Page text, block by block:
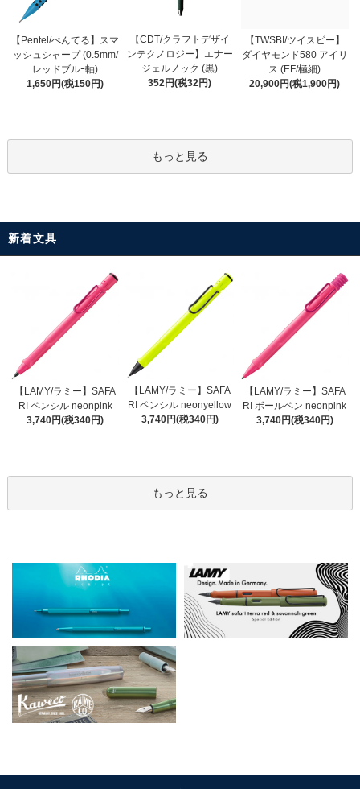
【Pentel/ぺんてる】スマ
ッシュシャープ (0.5mm/
レッドブルｰ軸)
1,650円(税150円)
【CDT/クラフトデザイ
ンテクノロジー】エナー
ジェルノック (黒)
352円(税32円)
【TWSBI/ツイスビー】
ダイヤモンド580 アイリ
ス (EF/極細)
20,900円(税1,900円)
もっと見る
新着文具
【LAMY/ラミー】SAFA
RI ペンシル neonpink
3,740円(税340円)
【LAMY/ラミー】SAFA
RI ペンシル neonyellow
3,740円(税340円)
【LAMY/ラミー】SAFA
RI ボールペン neonpink
3,740円(税340円)
もっと見る